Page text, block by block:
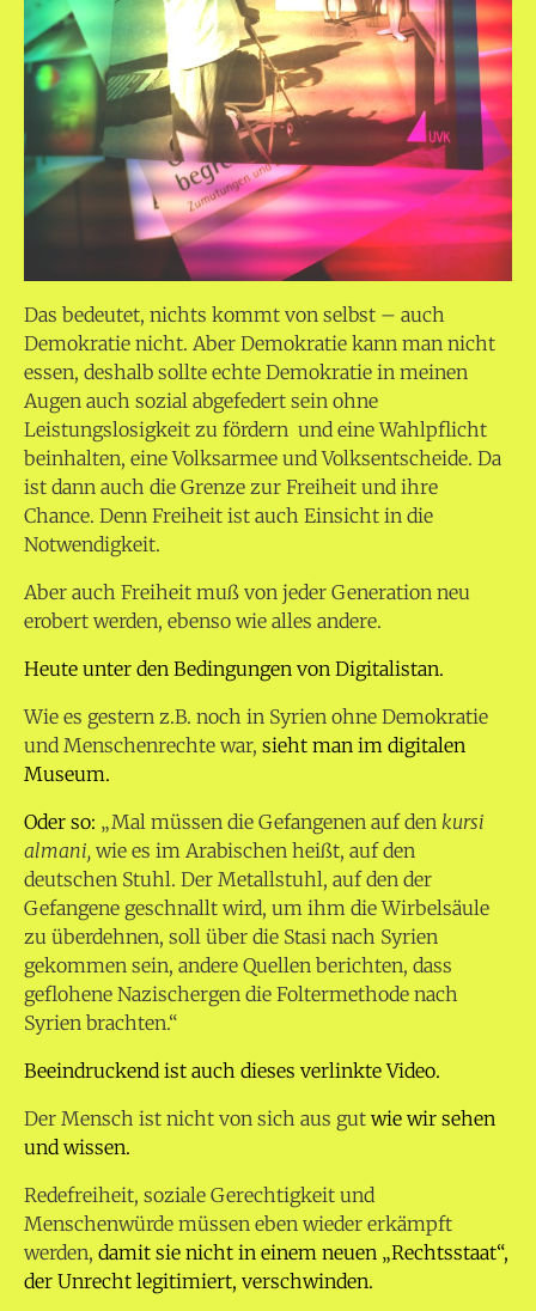
Das bedeutet, nichts kommt von selbst – auch
Demokratie nicht. Aber Demokratie kann man nicht
essen, deshalb sollte echte Demokratie in meinen
Augen auch sozial abgefedert sein ohne
Leistungslosigkeit zu fördern und eine Wahlpflicht
beinhalten, eine Volksarmee und Volksentscheide. Da
ist dann auch die Grenze zur Freiheit und ihre
Chance. Denn Freiheit ist auch Einsicht in die
Notwendigkeit.
Aber auch Freiheit muß von jeder Generation neu
erobert werden, ebenso wie alles andere.
Heute unter den Bedingungen von Digitalistan.
Wie es gestern z.B. noch in Syrien ohne Demokratie
und Menschenrechte war, sieht man im digitalen
Museum.
Oder so: „Mal müssen die Gefangenen auf den kursi
almani, wie es im Arabischen heißt, auf den
deutschen Stuhl. Der Metallstuhl, auf den der
Gefangene geschnallt wird, um ihm die Wirbelsäule
zu überdehnen, soll über die Stasi nach Syrien
gekommen sein, andere Quellen berichten, dass
geflohene Nazischergen die Foltermethode nach
Syrien brachten.“
Beeindruckend ist auch dieses verlinkte Video.
Der Mensch ist nicht von sich aus gut wie wir sehen
und wissen.
Redefreiheit, soziale Gerechtigkeit und
Menschenwürde müssen eben wieder erkämpft
werden, damit sie nicht in einem neuen „Rechtsstaat“,
der Unrecht legitimiert, verschwinden.